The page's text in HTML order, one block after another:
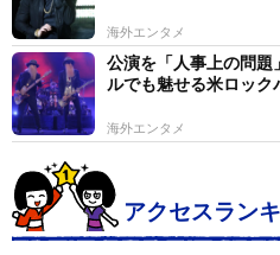
海外エンタメ
公演を「人事上の問
ルでも魅せる米ロッ
海外エンタメ
アクセスラン